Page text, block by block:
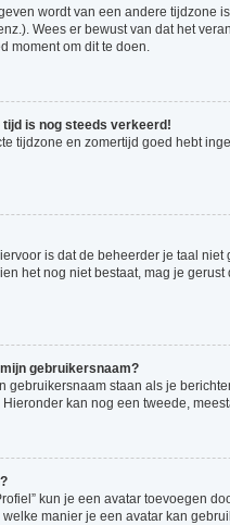
wordt van een andere
Wees er bewust van dat het
moment om dit te doen.
tijd is nog steeds verkeerd!
tijdzone en zomertijd goed hebt
is dat de beheerder je taal
het nog niet bestaat, mag je
gebruikersnaam?
gebruikersnaam staan als je
kan nog een tweede,
kun je een avatar toevoegen
manier je een avatar kan